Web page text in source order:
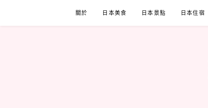
關於 日本美食 日本景點 日本住宿